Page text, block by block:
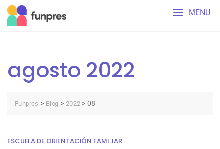
Skip
content
MENU
agosto 2022
Funpres > Blog > 2022 > 08
ESCUELA DE ORIENTACIÓN FAMILIAR